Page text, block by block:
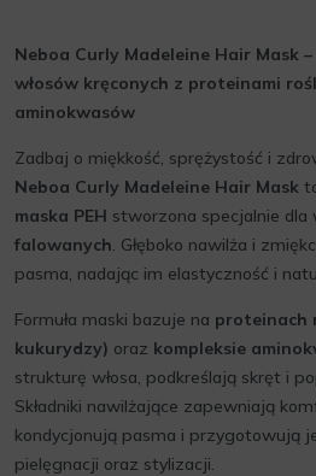
Neboa Curly Madeleine Hair Mask
włosów kręconych z proteinami
aminokwasów
Zadbaj o miękkość, sprężystość i
Neboa Curly Madeleine Hair Mask
maska PEH stworzona specjalnie dla
falowanych. Głęboko nawilża i
pasma, nadając im elastyczność i
Formuła maski bazuje na proteinach
kukurydzy) oraz kompleksie
strukturę włosa, podkreślają skręt i
Składniki nawilżające zapewniają
kondycjonują pasma i przygotowują
pielęgnacji oraz stylizacji.